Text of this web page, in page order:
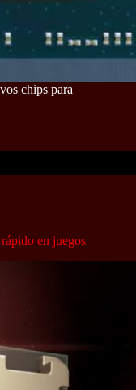
chips para
en juegos